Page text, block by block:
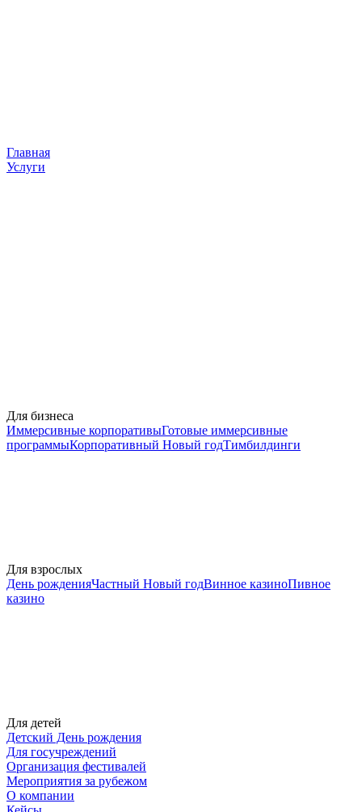
Главная
Услуги
Для бизнеса
Иммерсивные корпоративыГотовые иммерсивные
программыКорпоративный Новый годТимбилдинги
Для взрослых
День рожденияЧастный Новый годВинное казиноПивное
казино
Для детей
Детский День рождения
Для госучреждений
Организация фестивалей
Мероприятия за рубежом
О компании